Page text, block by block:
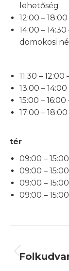
lehetőség
12:00 –
14:00 –
domokosi
11:30 –
13:00 –
15:00 –
17:00 –
tér
09:00 –
09:00 –
09:00 –
09:00 –